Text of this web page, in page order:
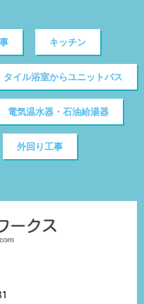
キッチン
タイル浴室からユニットバス
電気温水器・石油給湯器
外回り工事